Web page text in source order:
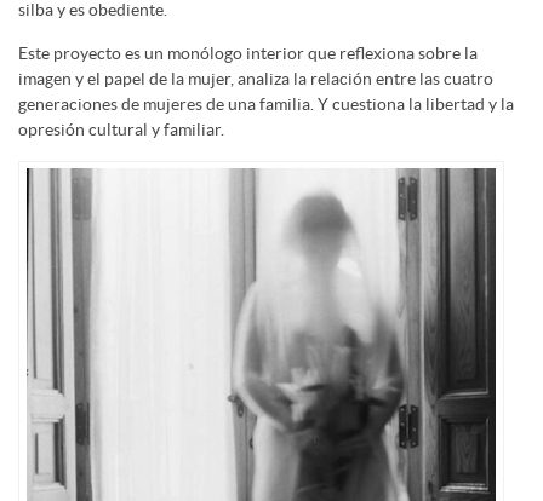
silba y es obediente.
Este proyecto es un monólogo interior que reflexiona sobre la
imagen y el papel de la mujer, analiza la relación entre las cuatro
generaciones de mujeres de una familia. Y cuestiona la libertad y la
opresión cultural y familiar.